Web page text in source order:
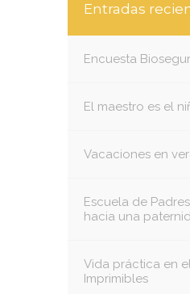
Entradas
Encuesta
El maestro es el
Vacaciones en
Escuela de
hacia una
Vida práctica en
Imprimibles